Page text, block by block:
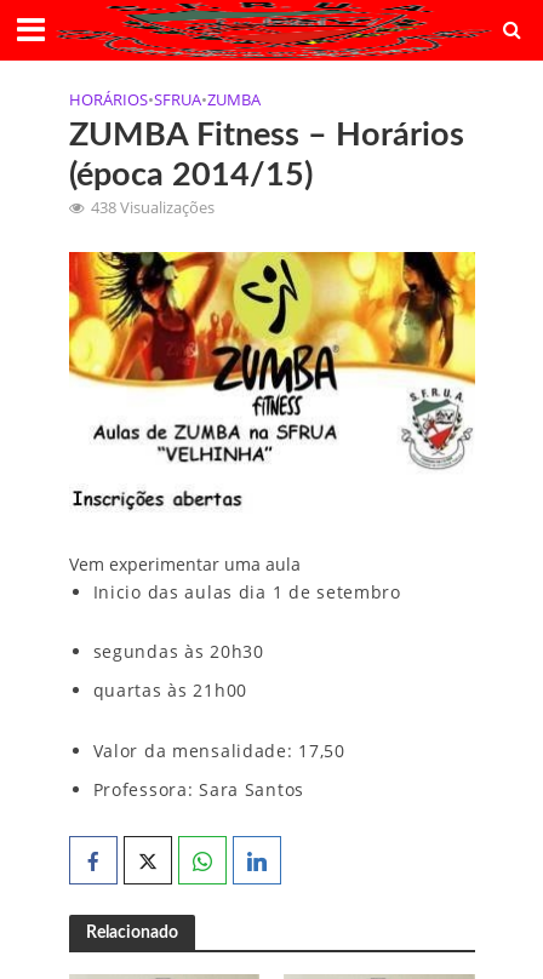
HORÁRIOS•SFRUA•ZUMBA
ZUMBA Fitness – Horários
(época 2014/15)
438 Visualizações
Vem experimentar uma aula
Inicio das aulas dia 1 de setembro
segundas às 20h30
quartas às 21h00
Valor da mensalidade: 17,50
Professora: Sara Santos
Relacionado